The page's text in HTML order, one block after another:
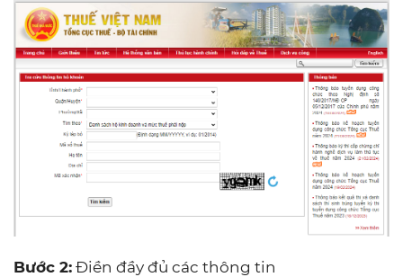
Bước 2: Điền đầy đủ các thông tin